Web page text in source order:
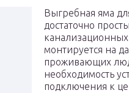
Выгребная яма
достаточно
монтируется на
проживающих
необходимость
подключения к